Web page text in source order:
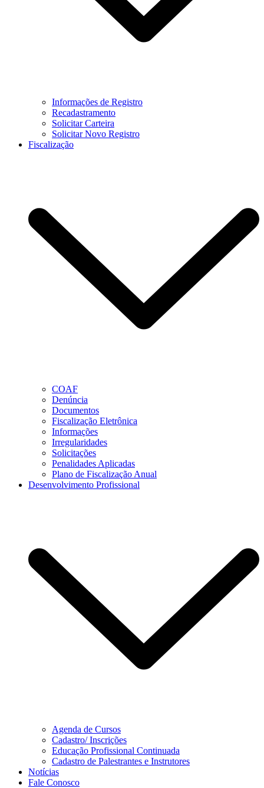
Informações de Registro
Recadastramento
Solicitar Carteira
Solicitar Novo Registro
Fiscalização
COAF
Denúncia
Documentos
Fiscalização Eletrônica
Informações
Irregularidades
Solicitações
Penalidades Aplicadas
Plano de Fiscalização Anual
Desenvolvimento Profissional
Agenda de Cursos
Cadastro/ Inscrições
Educação Profissional Continuada
Cadastro de Palestrantes e Instrutores
Notícias
Fale Conosco